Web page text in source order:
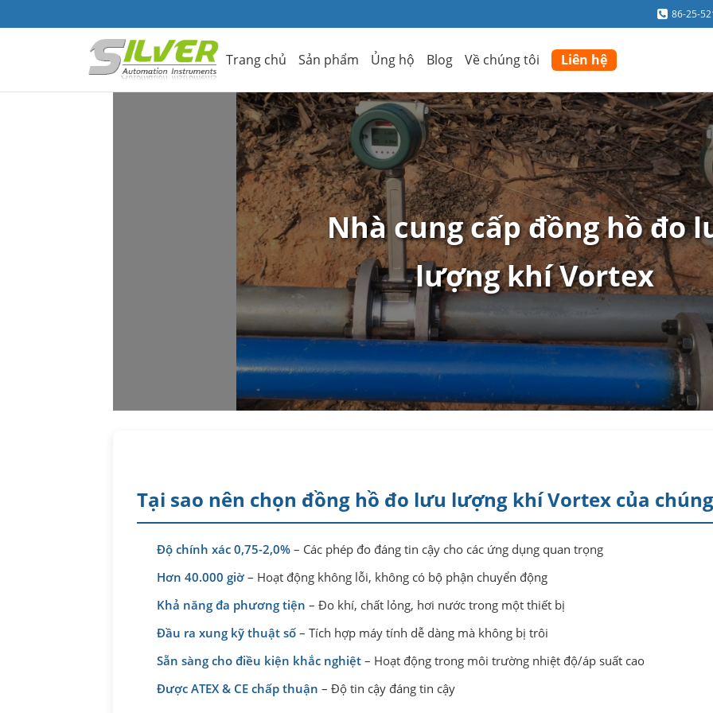
86-25-
Trang chủ Sản phẩm Ủng hộ Blog Về chúng tôi Liên hệ
Nhà cung cấp đồng hồ đo
lượng khí Vortex
Tại sao nên chọn đồng hồ đo lưu lượng khí Vortex của
Độ chính xác 0,75-2,0% – Các phép đo đáng tin cậy cho các ứng dụng quan trọng
Hơn 40.000 giờ– Hoạt động không lỗi, không có bộ phận chuyển động
Khả năng đa phương tiện – Đo khí, chất lỏng, hơi nước trong một thiết bị
Đầu ra xung kỹ thuật số – Tích hợp máy tính dễ dàng mà không bị trôi
Sẵn sàng cho điều kiện khắc nghiệt – Hoạt động trong môi trường nhiệt độ/áp suất cao
Được ATEX & CE chấp thuận – Độ tin cậy đáng tin cậy